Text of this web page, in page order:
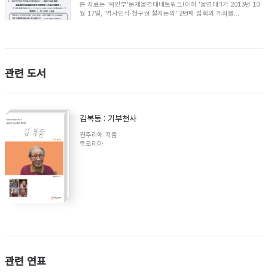
본 자료는 '위안부'문제올연대네트워크(이하 '올연대')가 2013년 10
월 17일, '역사인식·청구권 철저논의' 2번째 집회의 개최를...
관련 도서
김복동 : 기부천사
권주리애 지음
북코리아
관련 연표